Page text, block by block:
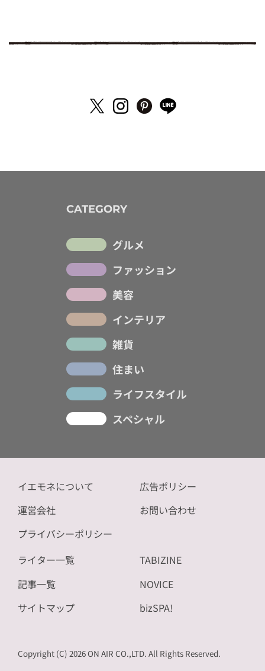
CATEGORY
グルメ
ファッション
美容
インテリア
雑貨
住まい
ライフスタイル
スペシャル
イエモネについて
運営会社
プライバシーポリシー
広告ポリシー
お問い合わせ
ライター一覧
記事一覧
サイトマップ
TABIZINE
NOVICE
bizSPA!
Copyright (C) 2026 ON AIR CO.,LTD. All Rights Reserved.